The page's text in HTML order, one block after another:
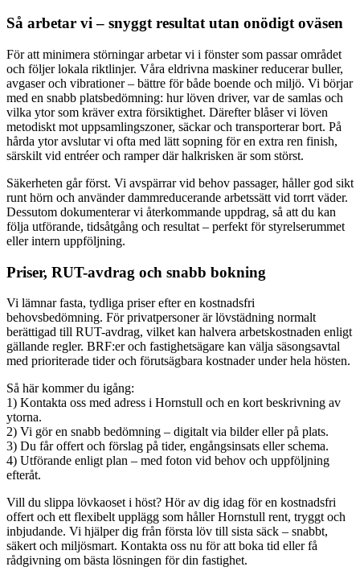
Så arbetar vi – snyggt resultat utan onödigt oväsen
För att minimera störningar arbetar vi i fönster som passar området
och följer lokala riktlinjer. Våra eldrivna maskiner reducerar buller,
avgaser och vibrationer – bättre för både boende och miljö. Vi börjar
med en snabb platsbedömning: hur löven driver, var de samlas och
vilka ytor som kräver extra försiktighet. Därefter blåser vi löven
metodiskt mot uppsamlingszoner, säckar och transporterar bort. På
hårda ytor avslutar vi ofta med lätt sopning för en extra ren finish,
särskilt vid entréer och ramper där halkrisken är som störst.
Säkerheten går först. Vi avspärrar vid behov passager, håller god sikt
runt hörn och använder dammreducerande arbetssätt vid torrt väder.
Dessutom dokumenterar vi återkommande uppdrag, så att du kan
följa utförande, tidsåtgång och resultat – perfekt för styrelserummet
eller intern uppföljning.
Priser, RUT-avdrag och snabb bokning
Vi lämnar fasta, tydliga priser efter en kostnadsfri
behovsbedömning. För privatpersoner är lövstädning normalt
berättigad till RUT-avdrag, vilket kan halvera arbetskostnaden enligt
gällande regler. BRF:er och fastighetsägare kan välja säsongsavtal
med prioriterade tider och förutsägbara kostnader under hela hösten.
Så här kommer du igång:
1) Kontakta oss med adress i Hornstull och en kort beskrivning av
ytorna.
2) Vi gör en snabb bedömning – digitalt via bilder eller på plats.
3) Du får offert och förslag på tider, engångsinsats eller schema.
4) Utförande enligt plan – med foton vid behov och uppföljning
efteråt.
Vill du slippa lövkaoset i höst? Hör av dig idag för en kostnadsfri
offert och ett flexibelt upplägg som håller Hornstull rent, tryggt och
inbjudande. Vi hjälper dig från första löv till sista säck – snabbt,
säkert och miljösmart. Kontakta oss nu för att boka tid eller få
rådgivning om bästa lösningen för din fastighet.